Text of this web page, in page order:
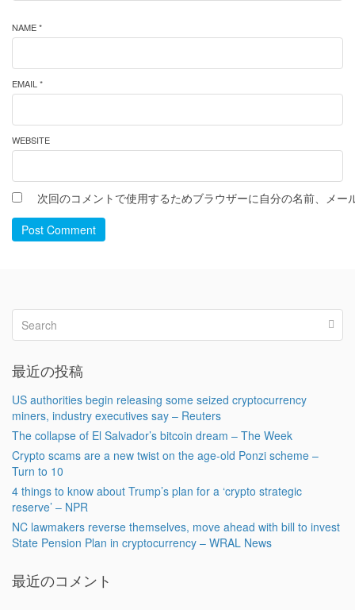
NAME *
EMAIL *
WEBSITE
次回のコメントで使用するためブラウザーに自分の名前、メー
Post Comment
最近の投稿
US authorities begin releasing some seized cryptocurrency
miners, industry executives say – Reuters
The collapse of El Salvador’s bitcoin dream – The Week
Crypto scams are a new twist on the age-old Ponzi scheme –
Turn to 10
4 things to know about Trump’s plan for a ‘crypto strategic
reserve’ – NPR
NC lawmakers reverse themselves, move ahead with bill to invest
State Pension Plan in cryptocurrency – WRAL News
最近のコメント